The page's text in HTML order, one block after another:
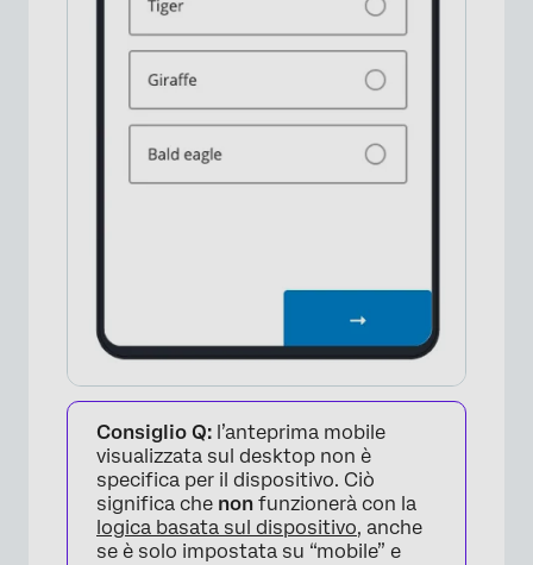
Consiglio Q: l’anteprima mobile
visualizzata sul desktop non è
specifica per il dispositivo. Ciò
significa che non funzionerà con la
logica basata sul dispositivo, anche
se è solo impostata su “mobile” e